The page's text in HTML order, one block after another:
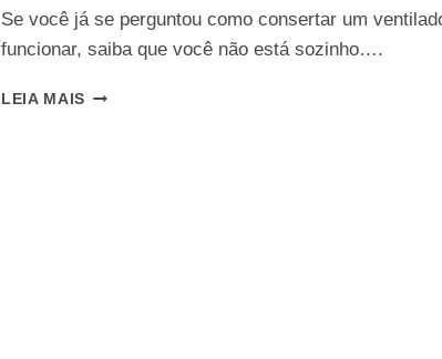
Se você já se perguntou como consertar um
funcionar, saiba que você não está sozinho….
LEIA MAIS GUIA